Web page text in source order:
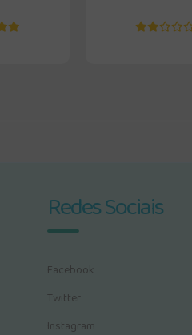
Redes Sociais
Facebook
Twitter
Instagram